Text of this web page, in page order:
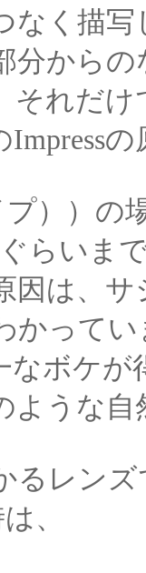
なく描
分から
それだ
プ））
らいま
因は、
かって
なボケ
ような
るレンズ
、